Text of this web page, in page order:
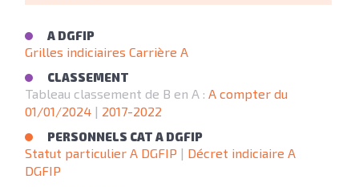
A DGFIP
Grilles indiciaires Carrière A
CLASSEMENT
Tableau classement de B en A : A compter du
01/01/2024 | 2017-2022
PERSONNELS CAT A DGFIP
Statut particulier A DGFIP | Décret indiciaire A
DGFIP